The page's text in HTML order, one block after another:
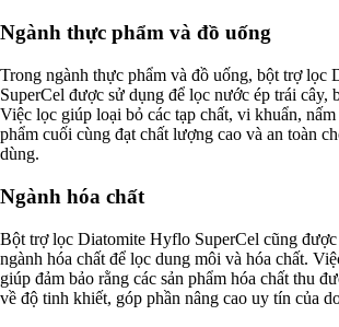
Ngành thực phẩm và đồ uống
Trong ngành thực phẩm và đồ uống, bột trợ lọc
SuperCel được sử dụng để lọc nước ép trái cây,
Việc lọc giúp loại bỏ các tạp chất, vi khuẩn, nấm
phẩm cuối cùng đạt chất lượng cao và an toàn
dùng.
Ngành hóa chất
Bột trợ lọc Diatomite Hyflo SuperCel cũng
ngành hóa chất để lọc dung môi và hóa chất.
giúp đảm bảo rằng các sản phẩm hóa chất thu
về độ tinh khiết, góp phần nâng cao uy tín của